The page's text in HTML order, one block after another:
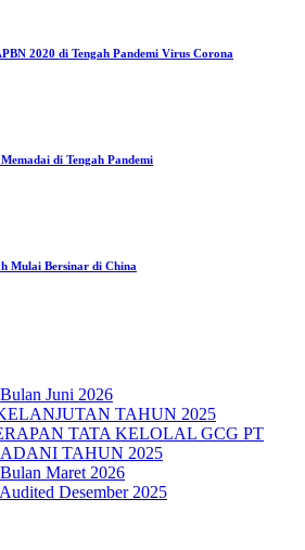
2020 di Tengah Pandemi Virus Corona
di Tengah Pandemi
Mulai Bersinar di China
Juni 2026
TAHUN 2025
TATA KELOLAL GCG PT
TAHUN 2025
Maret 2026
Desember 2025